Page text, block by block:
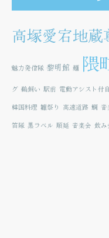
高塚愛宕地蔵
魅力発信隊 黎明館 麺 隈
グ 鵜飼い 駅前 電動アシスト付
韓国料理 雛祭り 高速道路 鯛 音
笛隊 黒ラベル 順延 音楽会 飲み